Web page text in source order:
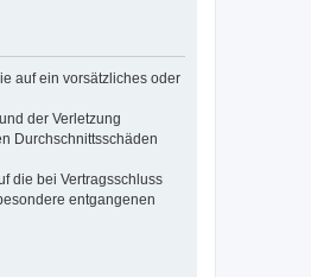
auf ein vorsätzliches oder
der Verletzung
Durchschnittsschäden
die bei Vertragsschluss
entgangenen